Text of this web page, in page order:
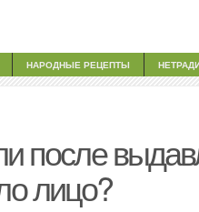
НАРОДНЫЕ РЕЦЕПТЫ
после
лицо?